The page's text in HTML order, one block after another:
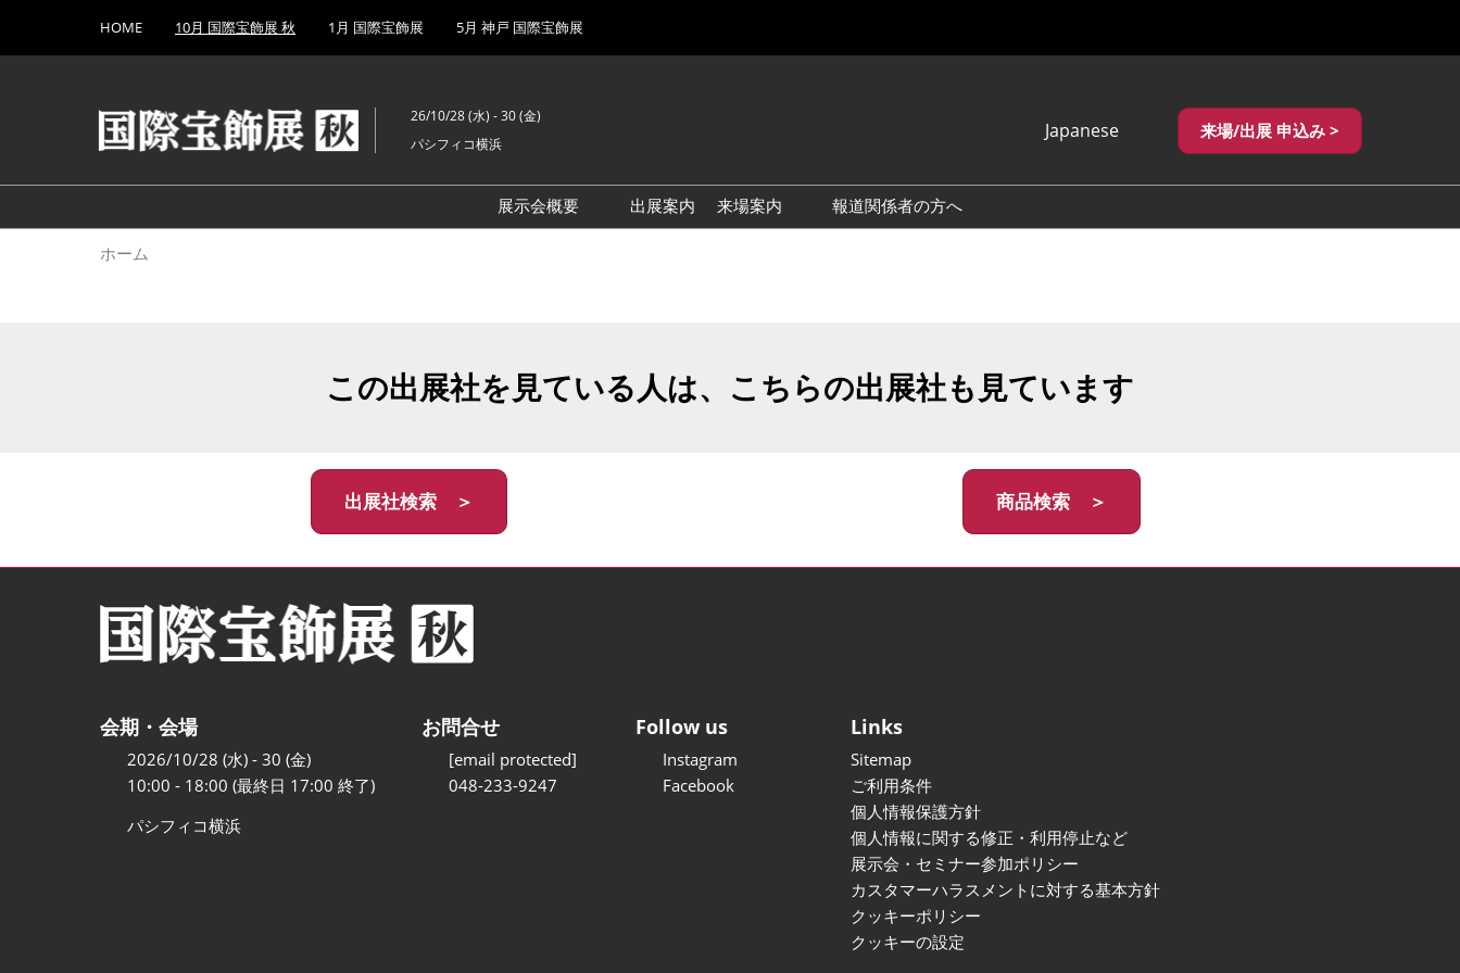
キ
し
て
to
HOME 10月 国際宝飾展 秋 1月 国際宝飾展 5月 神戸 国際宝飾展
26/10/28 (水) - 30 (金)
パシフィコ横浜
Japanese
繁體中文
来場/出展 申込み >
展示会概要
出展案内
来場案内
報道関係者の方へ
ホーム
この出展社を見ている人は、こちらの出展社も見ています
出展社検索 ＞ 商品検索 ＞
会期・会場
2026/10/28 (水) - 30 (金)
10:00 - 18:00 (最終日 17:00 終了)
パシフィコ横浜
お問合せ
[email protected]
048-233-9247
Follow us
Instagram
Facebook
Links
Sitemap
ご利用条件
個人情報保護方針
個人情報に関する修正・利用停止など
展示会・セミナー参加ポリシー
カスタマーハラスメントに対する基本方針
クッキーポリシー
クッキーの設定